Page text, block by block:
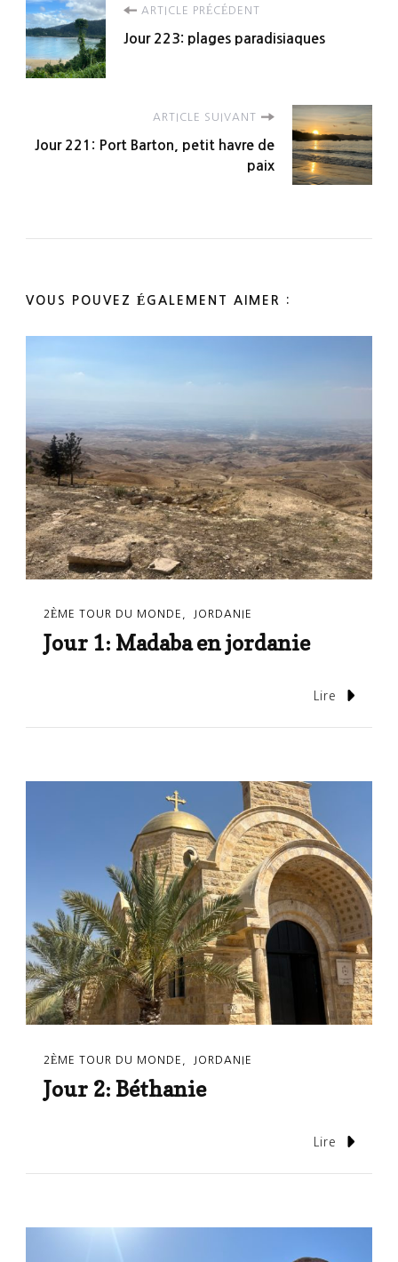
Navigation
d'article
ARTICLE PRÉCÉDENT
Jour 223: plages paradisiaques
ARTICLE SUIVANT
Jour 221: Port Barton, petit havre de
paix
VOUS POUVEZ ÉGALEMENT AIMER :
2ÈME TOUR DU MONDE JORDANIE
Jour 1: Madaba en jordanie
Lire
2ÈME TOUR DU MONDE JORDANIE
Jour 2: Béthanie
Lire